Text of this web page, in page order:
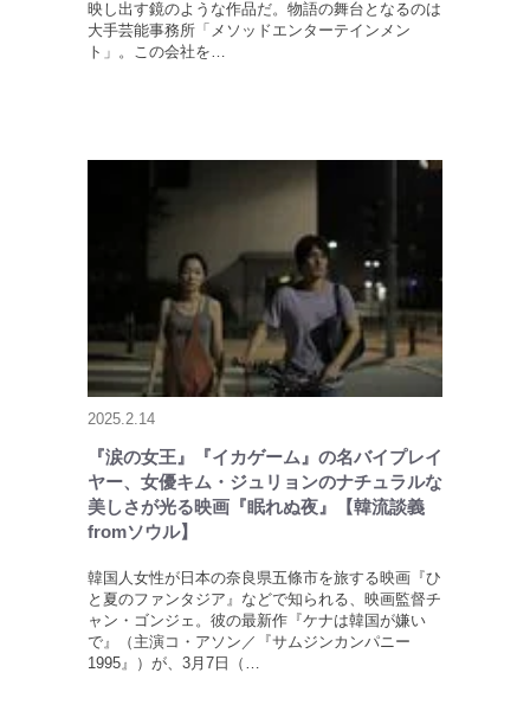
映し出す鏡のような作品だ。物語の舞台となるのは
大手芸能事務所「メソッドエンターテインメン
ト」。この会社を…
2025.2.14
『涙の女王』『イカゲーム』の名バイプレイ
ヤー、女優キム・ジュリョンのナチュラルな
美しさが光る映画『眠れぬ夜』【韓流談義
fromソウル】
韓国人女性が日本の奈良県五條市を旅する映画『ひ
と夏のファンタジア』などで知られる、映画監督チ
ャン・ゴンジェ。彼の最新作『ケナは韓国が嫌い
で』（主演コ・アソン／『サムジンカンパニー
1995』）が、3月7日（…